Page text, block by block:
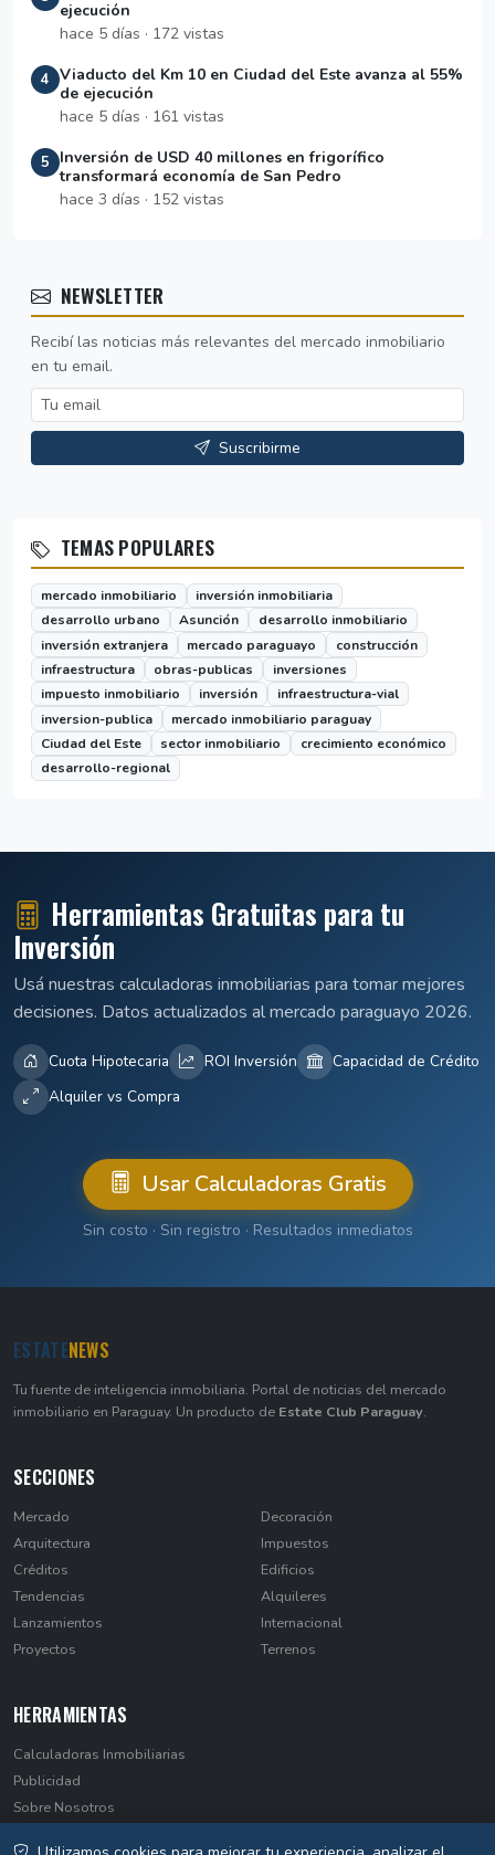
ejecución
hace 5 días · 172 vistas
4 Viaducto del Km 10 en Ciudad del Este avanza al 55%
de ejecución
hace 5 días · 161 vistas
5
Inversión de USD 40 millones en frigorífico
transformará economía de San Pedro
hace 3 días · 152 vistas
NEWSLETTER
Recibí las noticias más relevantes del mercado inmobiliario
en tu email.
Suscribirme
TEMAS POPULARES
mercado inmobiliario
inversión inmobiliaria
desarrollo urbano
Asunción
desarrollo inmobiliario
inversión extranjera
mercado paraguayo
construcción
infraestructura
obras-publicas
inversiones
impuesto inmobiliario
inversión
infraestructura-vial
inversion-publica
mercado inmobiliario paraguay
Ciudad del Este
sector inmobiliario
crecimiento económico
desarrollo-regional
Herramientas Gratuitas para tu
Inversión
Usá nuestras calculadoras inmobiliarias para tomar mejores
decisiones. Datos actualizados al mercado paraguayo 2026.
Cuota Hipotecaria ROI Inversión
Capacidad de Crédito
Alquiler vs Compra
Usar Calculadoras Gratis
Sin costo · Sin registro · Resultados inmediatos
ESTATENEWS
Tu fuente de inteligencia inmobiliaria. Portal de noticias del mercado
inmobiliario en Paraguay. Un producto de Estate Club Paraguay.
SECCIONES
Mercado
Arquitectura
Créditos
Tendencias
Lanzamientos
Proyectos
Decoración
Impuestos
Edificios
Alquileres
Internacional
Terrenos
HERRAMIENTAS
Calculadoras Inmobiliarias
Publicidad
Sobre Nosotros